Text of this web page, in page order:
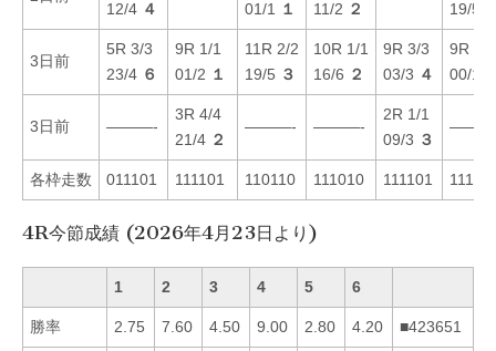
12/4 ４
01/1
１
11/2 ２
19/5
3日前
5R 3/3
23/4 ６
9R 1/1
01/2 １
11R 2/2
19/5 ３
10R 1/1
16/6 ２
9R 3/3
03/3 ４
9R 2/2
00/1
3日前 ———-
3R 4/4
21/4 ２
———- ———-
2R 1/1
09/3 ３
各枠走数 011101 111101 110110 111010 111101
4R今節成績 (2026年4月23日より)
1 2 3 4 5 6
勝率 2.75 7.60 4.50 9.00 2.80 4.20 ■423651